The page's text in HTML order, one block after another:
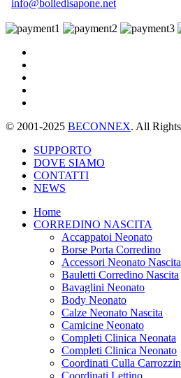
info@bolledisapone.net
© 2001-2025 BECONNEX. All
SUPPORTO
DOVE SIAMO
CONTATTI
NEWS
Home
CORREDINO NASCITA
Accappatoi Neonato
Borse Porta Corredino
Accessori Neonato Nascita
Bauletti Corredino Nascita
Bavaglini Neonato
Body Neonato
Calze Neonato Nascita
Camicine Neonato
Completi Clinica Neonata
Completi Clinica Neonato
Coordinati Culla